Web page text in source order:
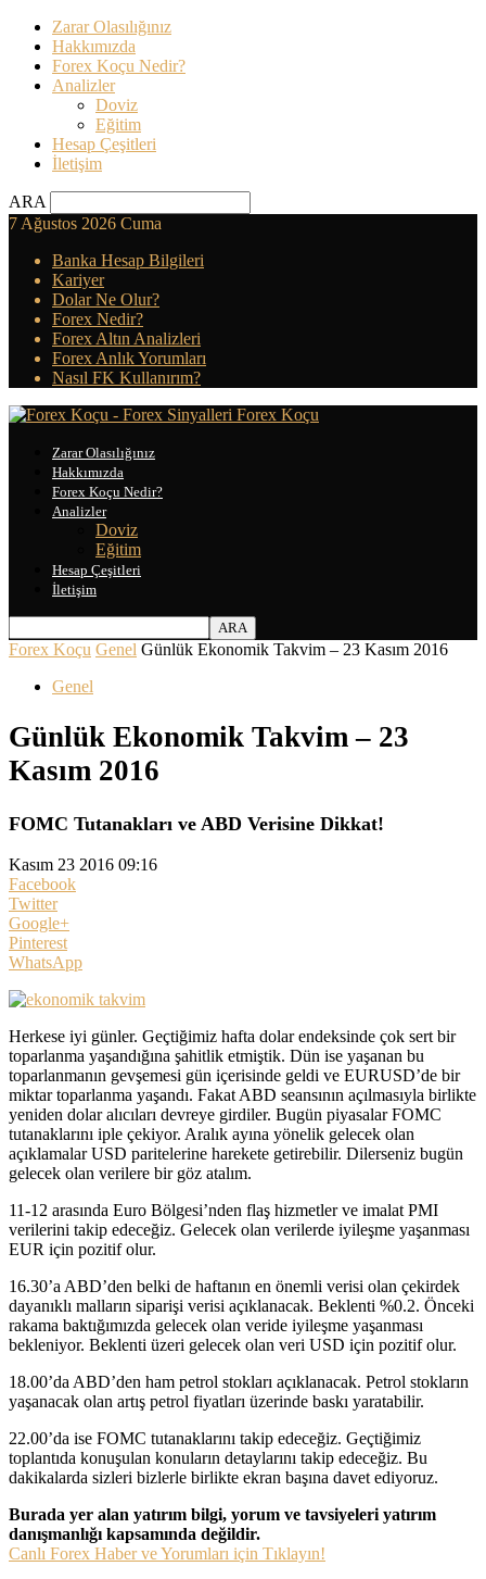
Zarar Olasılığınız
Hakkımızda
Forex Koçu Nedir?
Analizler
Doviz
Eğitim
Hesap Çeşitleri
İletişim
ARA
7 Ağustos 2026 Cuma
Banka Hesap Bilgileri
Kariyer
Dolar Ne Olur?
Forex Nedir?
Forex Altın Analizleri
Forex Anlık Yorumları
Nasıl FK Kullanırım?
Forex Koçu
Zarar Olasılığınız
Hakkımızda
Forex Koçu Nedir?
Analizler
Doviz
Eğitim
Hesap Çeşitleri
İletişim
Forex Koçu Genel Günlük Ekonomik Takvim – 23 Kasım 2016
Genel
Günlük Ekonomik Takvim – 23
Kasım 2016
FOMC Tutanakları ve ABD Verisine Dikkat!
Kasım 23 2016 09:16
Facebook
Twitter
Google+
Pinterest
WhatsApp
Herkese iyi günler. Geçtiğimiz hafta dolar endeksinde çok sert bir
toparlanma yaşandığına şahitlik etmiştik. Dün ise yaşanan bu
toparlanmanın gevşemesi gün içerisinde geldi ve EURUSD’de bir
miktar toparlanma yaşandı. Fakat ABD seansının açılmasıyla birlikte
yeniden dolar alıcıları devreye girdiler. Bugün piyasalar FOMC
tutanaklarını iple çekiyor. Aralık ayına yönelik gelecek olan
açıklamalar USD paritelerine harekete getirebilir. Dilerseniz bugün
gelecek olan verilere bir göz atalım.
11-12 arasında Euro Bölgesi’nden flaş hizmetler ve imalat PMI
verilerini takip edeceğiz. Gelecek olan verilerde iyileşme yaşanması
EUR için pozitif olur.
16.30’a ABD’den belki de haftanın en önemli verisi olan çekirdek
dayanıklı malların siparişi verisi açıklanacak. Beklenti %0.2. Önceki
rakama baktığımızda gelecek olan veride iyileşme yaşanması
bekleniyor. Beklenti üzeri gelecek olan veri USD için pozitif olur.
18.00’da ABD’den ham petrol stokları açıklanacak. Petrol stokların
yaşanacak olan artış petrol fiyatları üzerinde baskı yaratabilir.
22.00’da ise FOMC tutanaklarını takip edeceğiz. Geçtiğimiz
toplantıda konuşulan konuların detaylarını takip edeceğiz. Bu
dakikalarda sizleri bizlerle birlikte ekran başına davet ediyoruz.
Burada yer alan yatırım bilgi, yorum ve tavsiyeleri yatırım
danışmanlığı kapsamında değildir.
Canlı Forex Haber ve Yorumları için Tıklayın!